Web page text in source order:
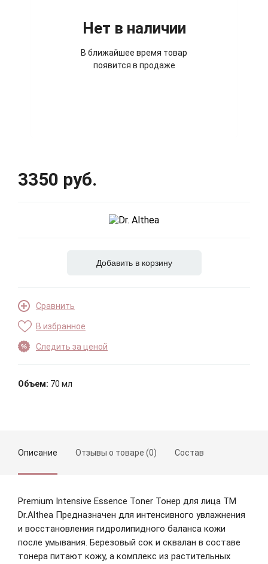
Нет в наличии
В ближайшее время товар
появится в продаже
3350 руб.
Добавить в корзину
Сравнить
В избранное
Следить за ценой
Объем: 70 мл
Описание Отзывы о товаре (0) Состав
Premium Intensive Essence Toner Тонер для лица ТМ
Dr.Althea Предназначен для интенсивного увлажнения
и восстановления гидролипидного баланса кожи
после умывания. Березовый сок и сквалан в составе
тонера питают кожу, а комплекс из растительных